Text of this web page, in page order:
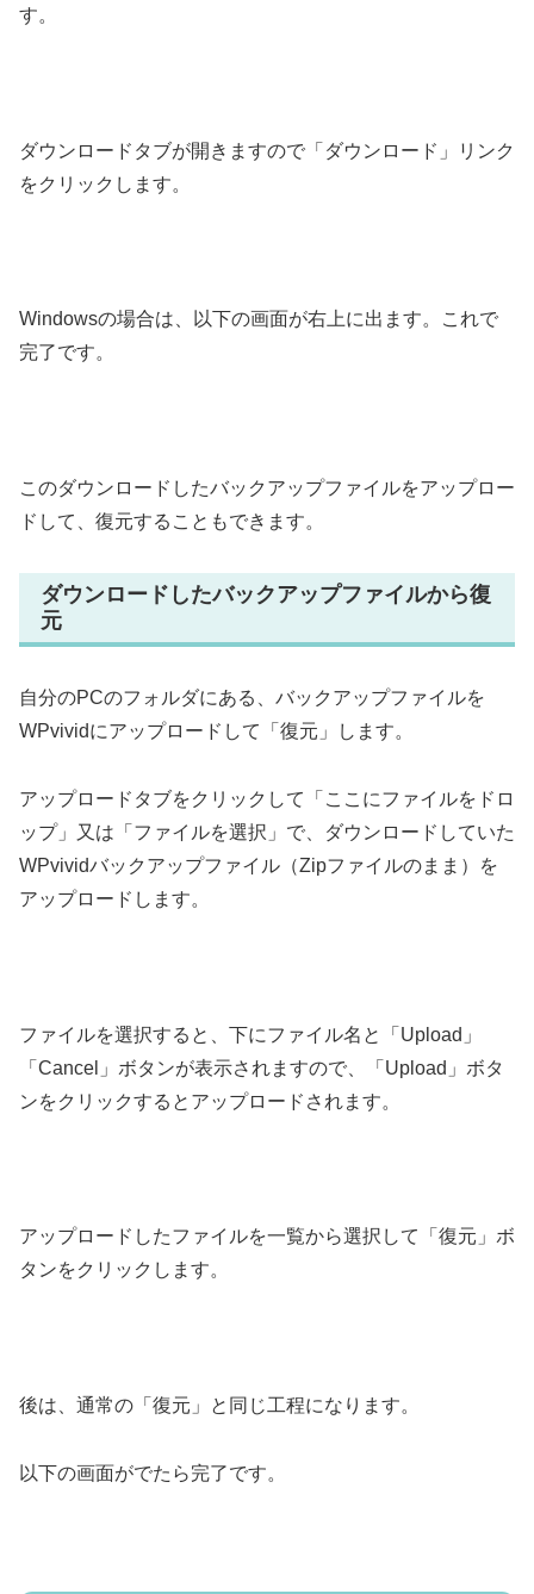
す。
ダウンロードタブが開きますので「ダウンロード」リンク
をクリックします。
Windowsの場合は、以下の画面が右上に出ます。これで
完了です。
このダウンロードしたバックアップファイルをアップロー
ドして、復元することもできます。
ダウンロードしたバックアップファイルから復
元
自分のPCのフォルダにある、バックアップファイルを
WPvividにアップロードして「復元」します。
アップロードタブをクリックして「ここにファイルをドロ
ップ」又は「ファイルを選択」で、ダウンロードしていた
WPvividバックアップファイル（Zipファイルのまま）を
アップロードします。
ファイルを選択すると、下にファイル名と「Upload」
「Cancel」ボタンが表示されますので、「Upload」ボタ
ンをクリックするとアップロードされます。
アップロードしたファイルを一覧から選択して「復元」ボ
タンをクリックします。
後は、通常の「復元」と同じ工程になります。
以下の画面がでたら完了です。